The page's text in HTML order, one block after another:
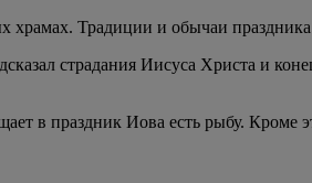
храмах. Традиции и обычаи
страдания Иисуса Христа и
в праздник Иова есть рыбу. Кроме